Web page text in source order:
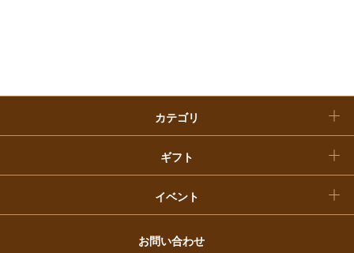
カテゴリ
ギフト
イベント
福袋
お問い合わせ